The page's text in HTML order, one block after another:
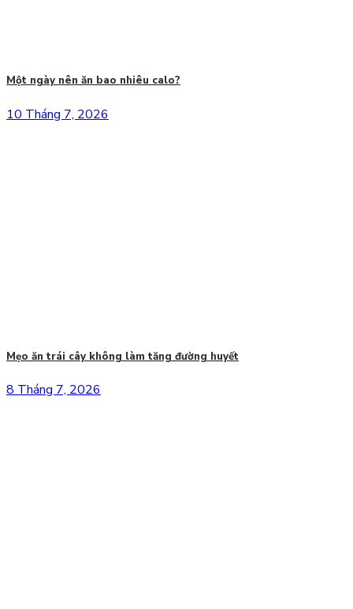
Một ngày nên ăn bao nhiêu calo?
10 Tháng 7, 2026
Mẹo ăn trái cây không làm tăng đường huyết
8 Tháng 7, 2026